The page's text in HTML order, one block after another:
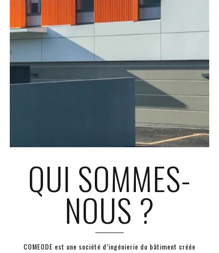
QUI SOMMES-
NOUS ?
COMEODE est une société d’ingénierie du bâtiment créée